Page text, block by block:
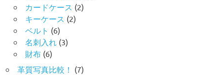
カードケース (2)
キーケース (2)
ベルト (6)
名刺入れ (3)
財布 (6)
革質写真比較！ (7)